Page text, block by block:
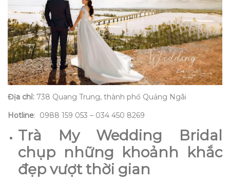
Địa chỉ: 738 Quang Trung, thành phố Quảng Ngãi
Hotline: 0988 159 053 – 034 450 8269
Trà My Wedding Bridal
chụp những khoảnh khắc
đẹp vượt thời gian